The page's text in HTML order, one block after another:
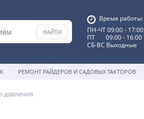
Время работы:
ПН-ЧТ 09:00 - 17:00
ПТ 09:00 - 16:00
СБ-ВС Выходные
РЕМОНТ РАЙДЕРОВ И САДОВЫХ ТАКТОРОВ
давления